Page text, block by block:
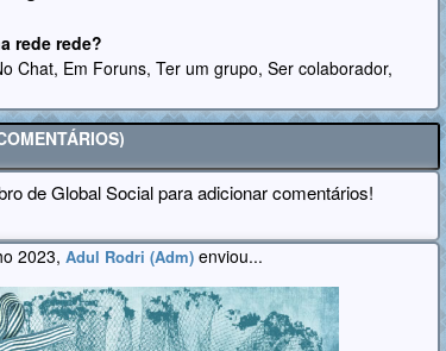
rede rede?
Chat, Em Foruns, Ter um grupo, Ser colaborador,
de Global Social para adicionar comentários!
2023, Adul Rodri (Adm) enviou...